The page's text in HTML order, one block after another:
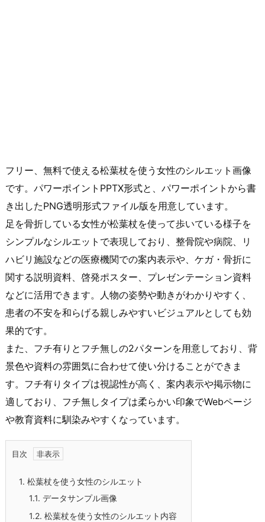
フリー、無料で使える松葉杖を使う女性のシルエット画像
です。パワーポイントPPTX形式と、パワーポイントから書
き出したPNG透明形式ファイル版を用意しています。
足を骨折している女性が松葉杖を使って歩いている様子を
シンプルなシルエットで表現しており、整骨院や病院、リ
ハビリ施設などの医療機関での案内表示や、ケガ・骨折に
関する説明資料、啓発ポスター、プレゼンテーション資料
などに活用できます。人物の姿勢や動きがわかりやすく、
患者の不安を和らげる親しみやすいビジュアルとしても効
果的です。
また、フチ有りとフチ無しの2パターンを用意しており、背
景色や資料の雰囲気に合わせて使い分けることができま
す。フチ有りタイプは視認性が高く、案内表示や掲示物に
適しており、フチ無しタイプは柔らかい印象でWebページ
や教育資料に馴染みやすくなっています。
目次
1. 松葉杖を使う女性のシルエット
1.1. データサンプル画像
1.2. 松葉杖を使う女性のシルエット内容